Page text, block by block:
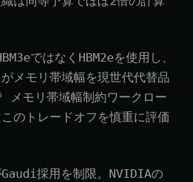
ではなくHBM2eを使用し、
メモリ帯域幅を現世代代替品
メモリ帯域幅制約ワークロー
のトレードオフを慎重に評価
採用を制限。NVIDIAの